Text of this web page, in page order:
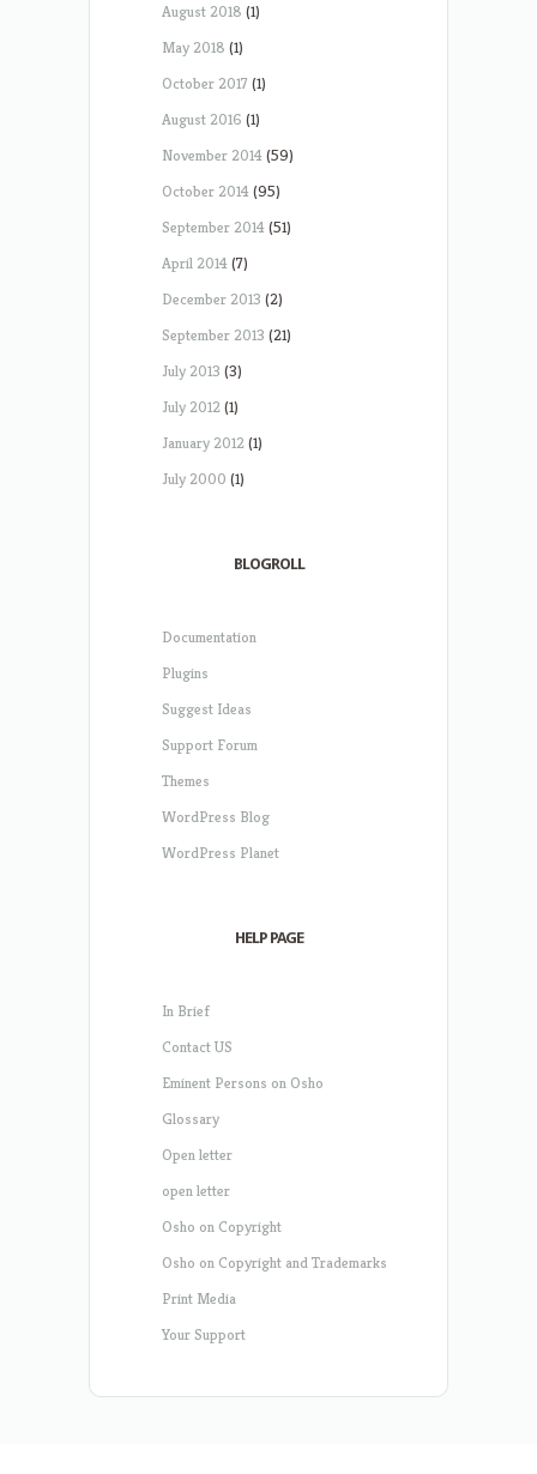
August 2018 (1)
May 2018 (1)
October 2017 (1)
August 2016 (1)
November 2014(59)
October 2014(95)
September 2014(51)
April 2014(7)
December 2013 (2)
September 2013 (21)
July 2013 (3)
July 2012(1)
January 2012(1)
July 2000 (1)
BLOGROLL
Documentation
Plugins
Suggest Ideas
Support Forum
Themes
WordPress Blog
WordPress Planet
HELP PAGE
In Brief
Contact US
Eminent Persons on Osho
Glossary
Open letter
open letter
Osho on Copyright
Osho on Copyright and Trademarks
Print Media
Your Support